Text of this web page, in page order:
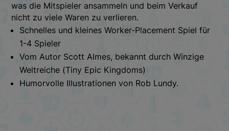
was die Mitspieler ansammeln und beim Verkauf
nicht zu viele Waren zu verlieren.
Schnelles und kleines Worker-Placement Spiel für
1-4 Spieler
Vom Autor Scott Almes, bekannt durch Winzige
Weltreiche (Tiny Epic Kingdoms)
Humorvolle Illustrationen von Rob Lundy.